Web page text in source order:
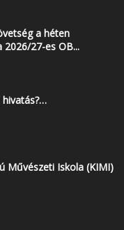
a héten
27-es OB...
hivatás?…
Művészeti Iskola (KIMI)